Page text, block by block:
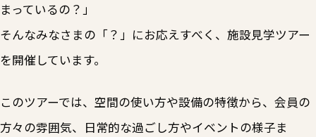
まっているの？」
そんなみなさまの「？」にお応えすべく、施設見学ツアー
を開催しています。
このツアーでは、空間の使い方や設備の特徴から、会員の
方々の雰囲気、日常的な過ごし方やイベントの様子ま